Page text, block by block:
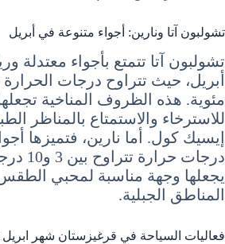
تشولبون آتا ونارين: أجواء متنوعة في أبريل
تشولبون آتا تتمتع بأجواء معتدلة
مئوية. هذه الظروف المناخية تجعلها
للاسترخاء والاستمتاع بالمناظر
إيسيك كول. أما نارين، فتميزها
درجات
يجعلها وجهة مناسبة لمحبي
المناطق الجبلية.
فعاليات السياحة في قرغيزستان شهر ابريل 4 نيسان April